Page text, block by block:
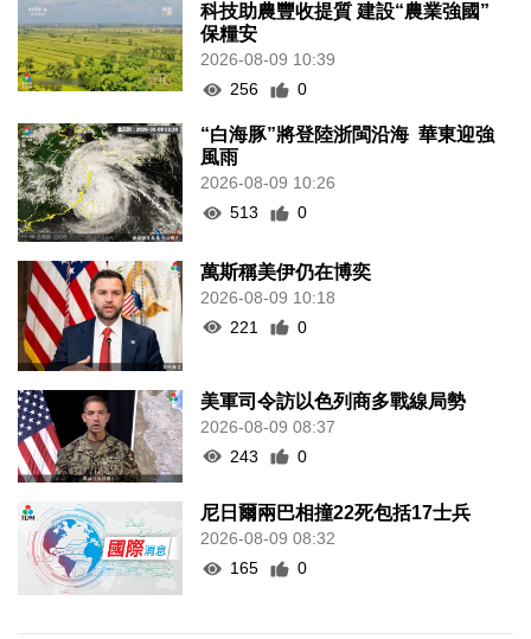
科技助農豐收提質 建設“農業強國”
保糧安
2026-08-09 10:39
256
0
“白海豚”將登陸浙閩沿海 華東迎強
風雨
2026-08-09 10:26
513
0
萬斯稱美伊仍在博奕
2026-08-09 10:18
221
0
美軍司令訪以色列商多戰線局勢
2026-08-09 08:37
243
0
尼日爾兩巴相撞22死包括17士兵
2026-08-09 08:32
165
0